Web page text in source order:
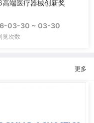
高端医疗器械创新奖
03-30 ~ 03-30
览次数
更多